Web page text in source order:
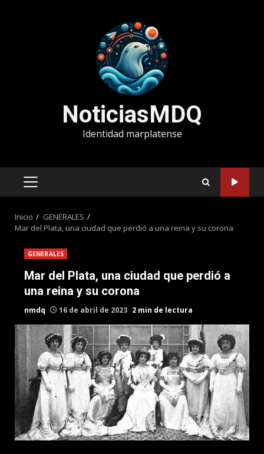
NoticiasMDQ
Identidad marplatense
MENÚ
Inicio
GENERALES
Mar del Plata, una ciudad que perdió a una reina y su corona
GENERALES
Mar del Plata, una ciudad que perdió a
una reina y su corona
nmdq 16 de abril de 2023 2 min de lectura